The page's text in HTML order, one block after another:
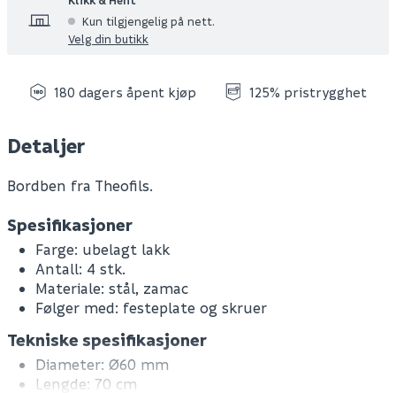
Kun tilgjengelig på nett.
Velg din butikk
180 dagers åpent kjøp 125% pristrygghet
Detaljer
Bordben fra Theofils.
Spesifikasjoner
Farge: ubelagt lakk
Antall: 4 stk.
Materiale: stål, zamac
Følger med: festeplate og skruer
Tekniske spesifikasjoner
Diameter: Ø60 mm
Lengde: 70 cm